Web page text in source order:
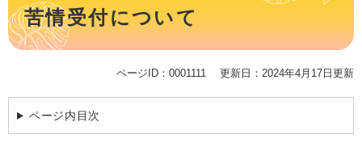
苦情受付について
ページID：0001111 更新日：2024年4月17日更新
ページ内目次